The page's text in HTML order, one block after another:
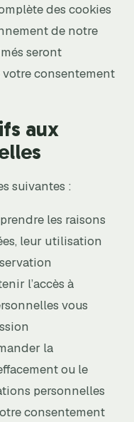
des cookies
de notre
seront
consentement
aux
suivantes :
les raisons
leur utilisation
l’accès à
vous
la
ou le
personnelles
consentement